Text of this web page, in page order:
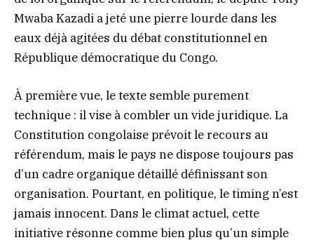
Mwaba Kazadi a jeté une pierre lourde dans les
eaux déjà agitées du débat constitutionnel en
République démocratique du Congo.
À première vue, le texte semble purement
technique : il vise à combler un vide juridique. La
Constitution congolaise prévoit le recours au
référendum, mais le pays ne dispose toujours pas
d’un cadre organique détaillé définissant son
organisation. Pourtant, en politique, le timing n’est
jamais innocent. Dans le climat actuel, cette
initiative résonne comme bien plus qu’un simple